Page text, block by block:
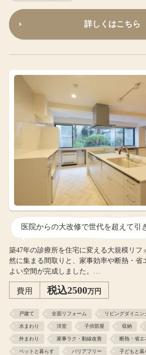
詳しくはこちら
医院からの大改修で世代を超えて引
築47年の診療所を住宅に変える大規模リフ
然に集まる間取りと、家事効率や断熱・省
よい空間が完成しました。…
費用 税込2500万円
戸建て 全面リフォーム リビングダイニン
水まわり 洋室 子供部屋 収納
外まわり 家事ラク・動線改善 断熱・省エ
ペットと暮らす バリアフリー 子どもと暮